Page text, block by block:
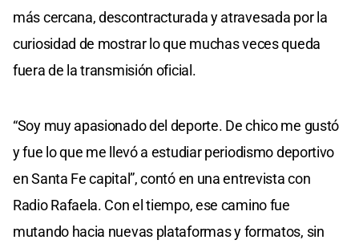
más cercana, descontracturada y atravesada por la
curiosidad de mostrar lo que muchas veces queda
fuera de la transmisión oficial.
“Soy muy apasionado del deporte. De chico me gustó
y fue lo que me llevó a estudiar periodismo deportivo
en Santa Fe capital”, contó en una entrevista con
Radio Rafaela. Con el tiempo, ese camino fue
mutando hacia nuevas plataformas y formatos, sin